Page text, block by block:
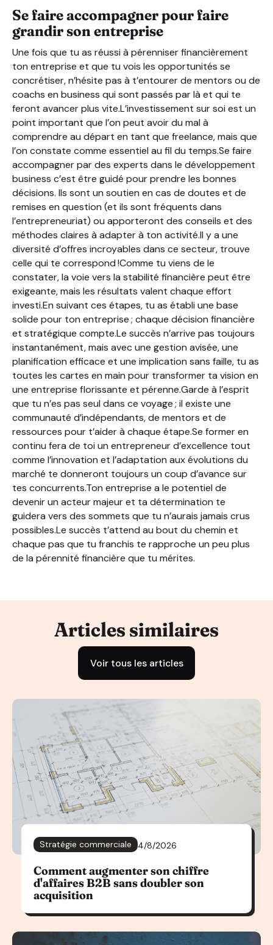
Se faire accompagner pour faire
grandir son entreprise
Une fois que tu as réussi à pérenniser financièrement
ton entreprise et que tu vois les opportunités se
concrétiser, n’hésite pas à t’entourer de mentors ou de
coachs en business qui sont passés par là et qui te
feront avancer plus vite.L’investissement sur soi est un
point important que l’on peut avoir du mal à
comprendre au départ en tant que freelance, mais que
l’on constate comme essentiel au fil du temps.Se faire
accompagner par des experts dans le développement
business c’est être guidé pour prendre les bonnes
décisions. Ils sont un soutien en cas de doutes et de
remises en question (et ils sont fréquents dans
l’entrepreneuriat) ou apporteront des conseils et des
méthodes claires à adapter à ton activité.Il y a une
diversité d’offres incroyables dans ce secteur, trouve
celle qui te correspond !Comme tu viens de le
constater, la voie vers la stabilité financière peut être
exigeante, mais les résultats valent chaque effort
investi.En suivant ces étapes, tu as établi une base
solide pour ton entreprise ; chaque décision financière
et stratégique compte.Le succès n’arrive pas toujours
instantanément, mais avec une gestion avisée, une
planification efficace et une implication sans faille, tu as
toutes les cartes en main pour transformer ta vision en
une entreprise florissante et pérenne.Garde à l’esprit
que tu n’es pas seul dans ce voyage ; il existe une
communauté d’indépendants, de mentors et de
ressources pour t’aider à chaque étape.Se former en
continu fera de toi un entrepreneur d’excellence tout
comme l’innovation et l’adaptation aux évolutions du
marché te donneront toujours un coup d’avance sur
tes concurrents.Ton entreprise a le potentiel de
devenir un acteur majeur et ta détermination te
guidera vers des sommets que tu n’aurais jamais crus
possibles.Le succès t’attend au bout du chemin et
chaque pas que tu franchis te rapproche un peu plus
de la pérennité financière que tu mérites.
Articles similaires
Voir tous les articles
Stratégie commerciale 4/8/2026
Comment augmenter son chiffre
d'affaires B2B sans doubler son
acquisition